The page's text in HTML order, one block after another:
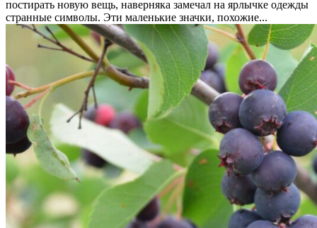
постирать новую вещь, наверняка замечал на ярлычке одежды
странные символы. Эти маленькие значки, похожие...